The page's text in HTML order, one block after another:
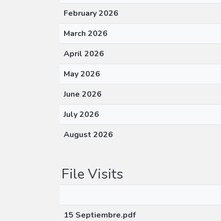
February 2026
March 2026
April 2026
May 2026
June 2026
July 2026
August 2026
File Visits
15 Septiembre.pdf